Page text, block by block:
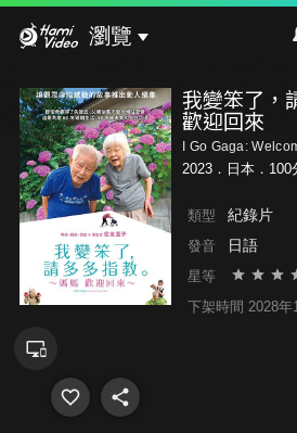
瀏覽
我變笨了，
歡迎回來
I Go Gaga:
2023．日本．100
類型 紀錄片
發音 日語
星等
下架時間 2028年